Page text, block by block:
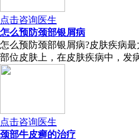
点击咨询医生
怎么预防颈部银屑病
怎么预防颈部银屑病?皮肤疾病
部位皮肤上，在皮肤疾病中，发
点击咨询医生
颈部牛皮癣的治疗